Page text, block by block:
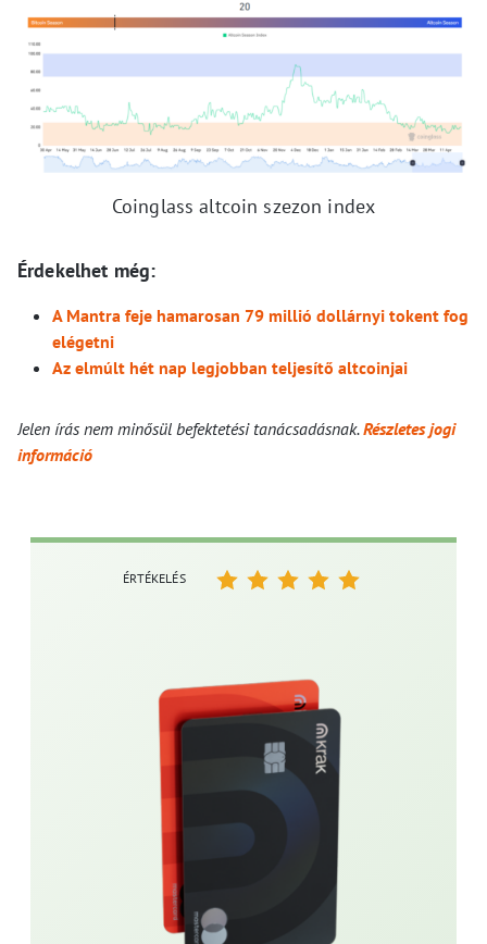
Coinglass altcoin szezon index
Érdekelhet még:
A Mantra feje hamarosan 79 millió dollárnyi tokent fog
elégetni
Az elmúlt hét nap legjobban teljesítő altcoinjai
Jelen írás nem minősül befektetési tanácsadásnak.Részletes jogi
információ
ÉRTÉKELÉS